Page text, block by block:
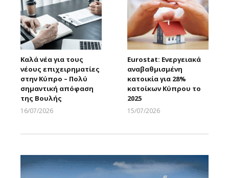
Καλά νέα για τους
νέους επιχειρηματίες
στην Κύπρο – Πολύ
σημαντική απόφαση
της Βουλής
16/07/2026
Eurostat: Ενεργειακά
αναβαθμισμένη
κατοικία για 28%
κατοίκων Κύπρου το
2025
15/07/2026